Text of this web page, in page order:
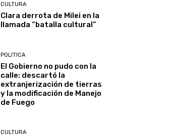
CULTURA
Clara derrota de Milei en la
llamada “batalla cultural”
POLITICA
El Gobierno no pudo con la
calle: descartó la
extranjerización de tierras
y la modificación de Manejo
de Fuego
CULTURA